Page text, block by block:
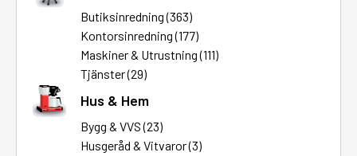
Butiksinredning (363)
Kontorsinredning (177)
Maskiner & Utrustning (111)
Tjänster (29)
Hus & Hem
Bygg & VVS (23)
Husgeråd & Vitvaror (3)